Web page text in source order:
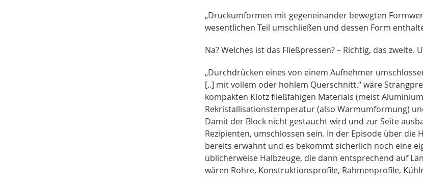
„Druckumformen mit gegeneinander bewegten
wesentlichen Teil umschließen und dessen Form
Na? Welches ist das Fließpressen? – Richtig, das
„Durchdrücken eines von einem Aufnehmer
[..] mit vollem oder hohlem Querschnitt.“ wäre
kompakten Klotz fließfähigen Materials (meist
Rekristallisationstemperatur (also Warmumformung)
Damit der Block nicht gestaucht wird und zur Seite
Rezipienten, umschlossen sein. In der Episode über
bereits erwähnt und es bekommt sicherlich noch eine
üblicherweise Halbzeuge, die dann entsprechend auf
wären Rohre, Konstruktionsprofile, Rahmenprofile,